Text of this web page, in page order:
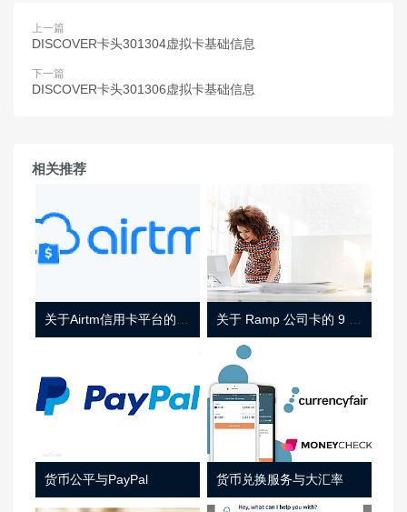
上一篇
DISCOVER卡头301304虚拟卡基础信息
下一篇
DISCOVER卡头301306虚拟卡基础信息
相关推荐
货币公平与PayPal 货币兑换服务与大汇率